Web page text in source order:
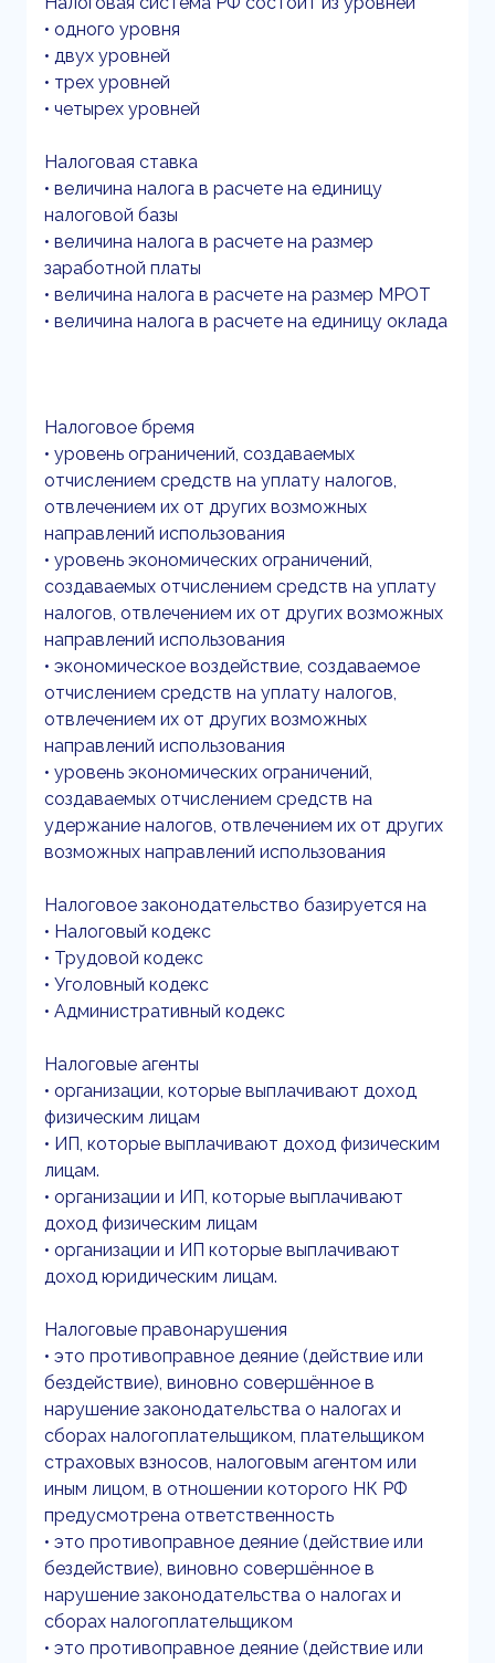
• одного уровня
• двух уровней
• трех уровней
• четырех уровней
Налоговая ставка
• величина налога в расчете на единицу
налоговой базы
• величина налога в расчете на размер
заработной платы
• величина налога в расчете на размер МРОТ
• величина налога в расчете на единицу оклада
Налоговое бремя
• уровень ограничений, создаваемых
отчислением средств на уплату налогов,
отвлечением их от других возможных
направлений использования
• уровень экономических ограничений,
создаваемых отчислением средств на уплату
налогов, отвлечением их от других возможных
направлений использования
• экономическое воздействие, создаваемое
отчислением средств на уплату налогов,
отвлечением их от других возможных
направлений использования
• уровень экономических ограничений,
создаваемых отчислением средств на
удержание налогов, отвлечением их от других
возможных направлений использования
Налоговое законодательство базируется на
• Налоговый кодекс
• Трудовой кодекс
• Уголовный кодекс
• Административный кодекс
Налоговые агенты
• организации, которые выплачивают доход
физическим лицам
• ИП, которые выплачивают доход физическим
лицам.
• организации и ИП, которые выплачивают
доход физическим лицам
• организации и ИП которые выплачивают
доход юридическим лицам.
Налоговые правонарушения
• это противоправное деяние (действие или
бездействие), виновно совершённое в
нарушение законодательства о налогах и
сборах налогоплательщиком, плательщиком
страховых взносов, налоговым агентом или
иным лицом, в отношении которого НК РФ
предусмотрена ответственность
• это противоправное деяние (действие или
бездействие), виновно совершённое в
нарушение законодательства о налогах и
сборах налогоплательщиком
• это противоправное деяние (действие или